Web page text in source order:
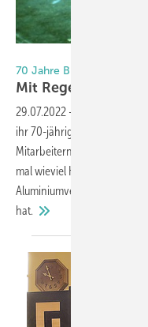
70 Jahre BUG Aluminium-
Mit
29.07.2022 -
ihr 70-jähriges Bestehen
Mitarbeitern wurde dieses
mal wieviel Kilometer
Aluminiumverarbeiter für die
hat.